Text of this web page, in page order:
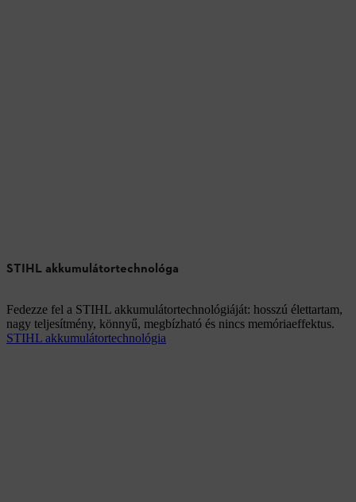
STIHL akkumulátortechnológa
Fedezze fel a STIHL akkumulátortechnológiáját: hosszú élettartam,
nagy teljesítmény, könnyű, megbízható és nincs memóriaeffektus.
STIHL akkumulátortechnológia